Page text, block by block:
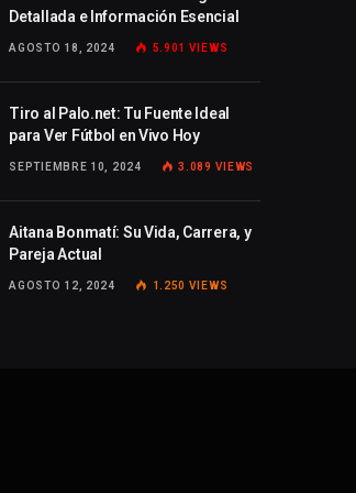
Detallada e Información Esencial
AGOSTO 18, 2024 5.901 VIEWS
Tiro al Palo.net: Tu Fuente Ideal
para Ver Fútbol en Vivo Hoy
SEPTIEMBRE 10, 2024 3.089 VIEWS
Aitana Bonmatí: Su Vida, Carrera, y
Pareja Actual
AGOSTO 12, 2024 1.250 VIEWS